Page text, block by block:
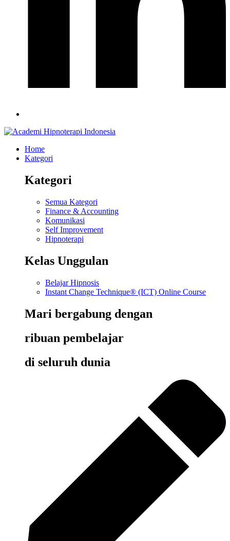
Home
Kategori
Kategori
Semua Kategori
Finance & Accounting
Komunikasi
Self Improvement
Hipnoterapi
Kelas Unggulan
Belajar Hipnosis
Instant Change Technique® (ICT) Online Course
Mari bergabung dengan
ribuan pembelajar
di seluruh dunia